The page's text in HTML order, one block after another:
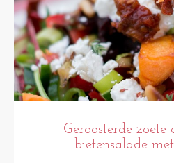
Geroosterde
bietensalade